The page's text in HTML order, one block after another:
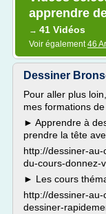
apprendre
→ 41 Vidéos
Voir également46
Dessiner
Pour aller plus
mes formations
► Apprendre à
prendre la tête
http://dessiner-
du-cours-donnez-
► Les cours
http://dessiner-
dessiner-